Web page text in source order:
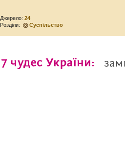
Джерело:24
Розділи:
Суспільство